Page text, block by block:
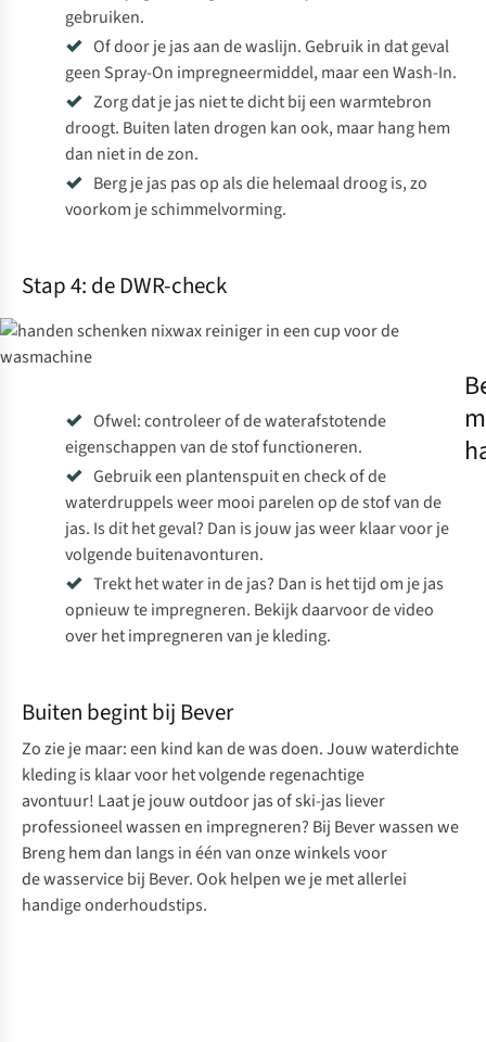
gebruiken.
Of door je jas aan de waslijn. Gebruik in dat geval
geen Spray-On impregneermiddel, maar een Wash-In.
Zorg dat je jas niet te dicht bij een warmtebron
droogt. Buiten laten drogen kan ook, maar hang hem
dan niet in de zon.
Berg je jas pas op als die helemaal droog is, zo
voorkom je schimmelvorming.
Stap 4: de DWR-check
Ofwel: controleer of de waterafstotende
eigenschappen van de stof functioneren.
Gebruik een plantenspuit en check of de
waterdruppels weer mooi parelen op de stof van de
jas. Is dit het geval? Dan is jouw jas weer klaar voor je
volgende buitenavonturen.
Trekt het water in de jas? Dan is het tijd om je jas
opnieuw te impregneren. Bekijk daarvoor devideo
over het impregneren van je kleding.
Buiten begint bij Bever
Zo zie je maar: een kind kan de was doen. Jouw waterdichte
kleding is klaar voor het volgende regenachtige
avontuur! Laat je jouw outdoor jas of ski-jas liever
professioneel wassen en impregneren? Bij Bever wassen we
Breng hem dan langs in één van onze winkels voor
dewasservice bij Bever.Ook helpen we je metallerlei
handige onderhoudstips.